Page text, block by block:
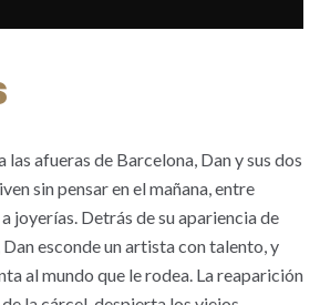
las afueras de Barcelona, Dan y sus dos
sin pensar en el mañana, entre
joyerías. Detrás de su apariencia de
esconde un artista con talento, y
al mundo que le rodea. La reaparición